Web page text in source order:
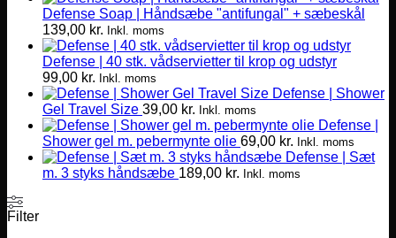
varianter.
Mulighederne
vælges
varesiden
Defense Soap | Håndsæbe "antifungal" + sæbeskål
139,00 kr. Inkl. moms
Defense | 40 stk. vådservietter til krop og udstyr
99,00 kr. Inkl. moms
Defense | Shower
Gel Travel Size 39,00 kr. Inkl. moms
Defense |
Shower gel m. pebermynte olie 69,00 kr. Inkl. moms
Defense | Sæt
m. 3 styks håndsæbe 189,00 kr. Inkl. moms
Filter